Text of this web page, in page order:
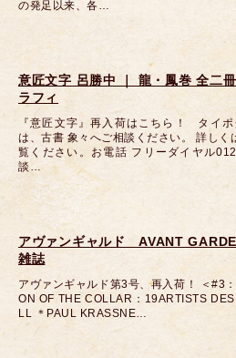
の発足以来、各…
意匠文字 呂勝中 ｜ 龍・鳳巻 全二
ラフィ
『意匠文字』再入荷はこちら！ タイ
は、古書 象々へご相談ください。 詳しく
覧ください。お電話 フリーダイヤル
談…
アヴァンギャルド AVANT
雑誌
アヴァンギャルド第3号、再入荷！ ＜#3
ON OF THE COLLAR：19ARTISTS
LL ＊PAUL KRASSNE…